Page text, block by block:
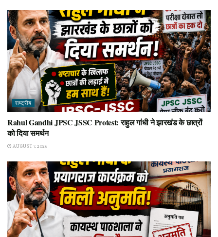
राष्ट्रीय
Rahul Gandhi JPSC JSSC Protest: राहुल गांधी ने झारखंड के छात्रों
को दिया समर्थन
AUGUST 7, 2026